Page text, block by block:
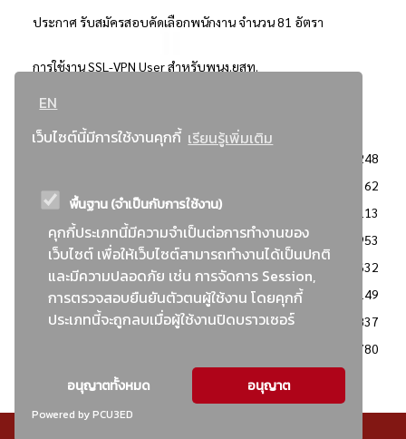
EN
เว็บไซต์นี้มีการใช้งานคุกกี้ เรียนรู้เพิ่มเติม
พื้นฐาน (จำเป็นกับการใช้งาน)
คุกกี้ประเภทนี้มีความจำเป็นต่อการทำงานของ
เว็บไซต์ เพื่อให้เว็บไซต์สามารถทำงานได้เป็นปกติ
และมีความปลอดภัย เช่น การจัดการ Session,
การตรวจสอบยืนยันตัวตนผู้ใช้งาน โดยคุกกี้
ประเภทนี้จะถูกลบเมื่อผู้ใช้งานปิดบราวเซอร์
อนุญาตทั้งหมด อนุญาต
Powered by PCU3ED
ประกาศ รับสมัครสอบคัดเลือกพนักงาน จำนวน 81 อัตรา
การใช้งาน SSL-VPN User สำหรับพนง.ยสท.
..ยอดนิยม..
3248
2362
: วิธีเฉพาะเจาะจง
2113
ข่าวสาร/ประกาศ
1953
: เอกสารส่งเสริมความโปร่งใสในการจัดซื้อจัดจ้าง
1632
ข่าวสารจัดซื้อจัดจ้าง
1149
: แผนการจัดซื้อจัดจ้าง
837
780